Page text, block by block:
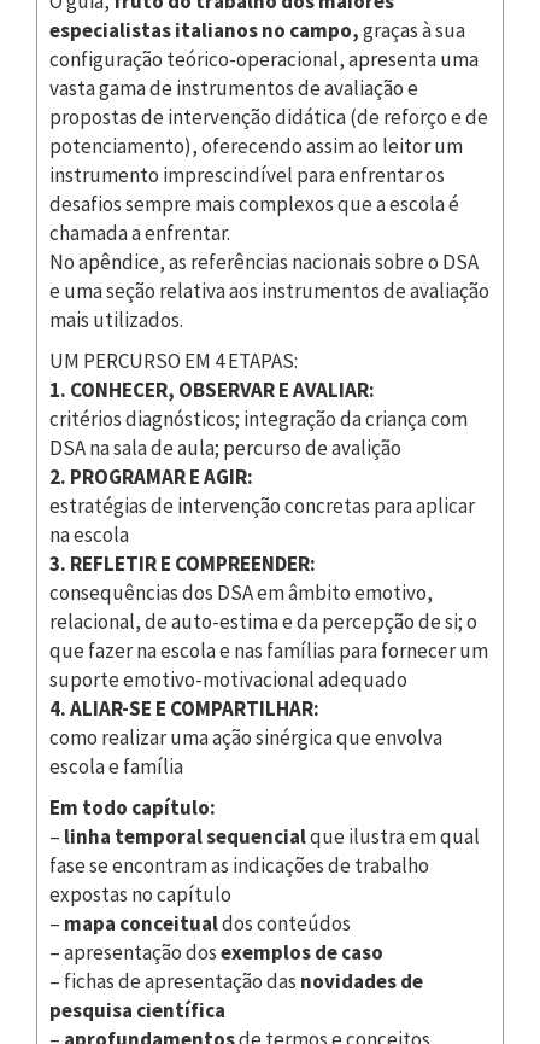
especialistas italianos no campo,graças à sua
configuração teórico-operacional, apresenta uma
vasta gama de instrumentos de avaliação e
propostas de intervenção didática (de reforço e de
potenciamento), oferecendo assim ao leitor um
instrumento imprescindível para enfrentar os
desafios sempre mais complexos que a escola é
chamada a enfrentar.
No apêndice, as referências nacionais sobre o DSA
e uma seção relativa aos instrumentos de avaliação
mais utilizados.
UM PERCURSO EM 4 ETAPAS:
1. CONHECER, OBSERVAR E AVALIAR:
critérios diagnósticos; integração da criança com
DSA na sala de aula; percurso de avalição
2. PROGRAMAR E AGIR:
estratégias de intervenção concretas para aplicar
na escola
3. REFLETIR E COMPREENDER:
consequências dos DSA em âmbito emotivo,
relacional, de auto-estima e da percepção de si; o
que fazer na escola e nas famílias para fornecer um
suporte emotivo-motivacional adequado
4. ALIAR-SE E COMPARTILHAR:
como realizar uma ação sinérgica que envolva
escola e família
Em todo capítulo:
– linha temporalsequencialque ilustra em qual
fase se encontram as indicações de trabalho
expostas no capítulo
– mapa conceitualdos conteúdos
– apresentação dosexemplos de caso
– fichas de apresentação das novidades de
pesquisa científica
– aprofundamentosde termos e conceitos